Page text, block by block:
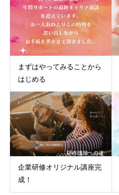
まずはやってみることから
はじめる
企業研修オリジナル講座完
成！